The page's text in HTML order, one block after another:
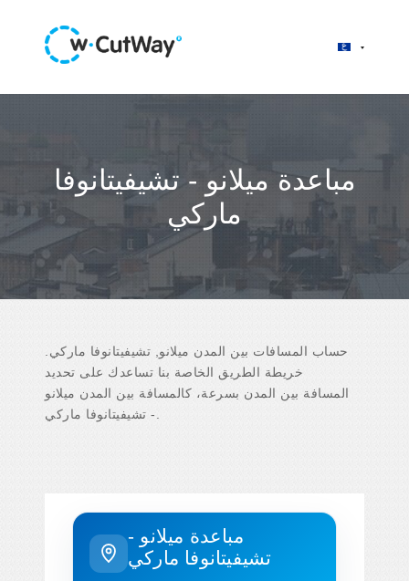
مباعدة ميلانو - تشيفيتانوفا
ماركي
حساب المسافات بين المدن ميلانو, تشيفيتانوفا ماركي.
خريطة الطريق الخاصة بنا تساعدك على تحديد
المسافة بين المدن بسرعة، كالمسافة بين المدن ميلانو
مباعدة ميلانو -
تشيفيتانوفا ماركي